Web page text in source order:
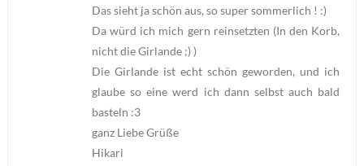
Das sieht ja schön aus, so super sommerlich ! :)
Da würd ich mich gern reinsetzten (In den Korb,
nicht die Girlande ;) )
Die Girlande ist echt schön geworden, und ich
glaube so eine werd ich dann selbst auch bald
basteln :3
ganz Liebe Grüße
Hikari